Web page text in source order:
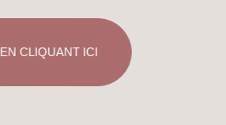
EN CLIQUANT ICI